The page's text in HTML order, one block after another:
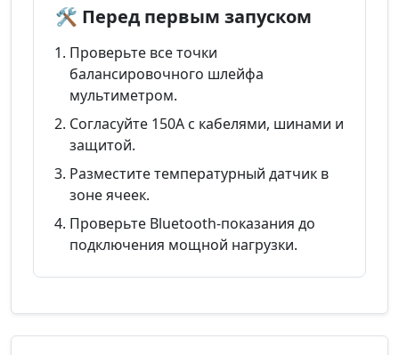
🛠️ Перед первым запуском
Проверьте все точки
балансировочного шлейфа
мультиметром.
Согласуйте 150А с кабелями, шинами и
защитой.
Разместите температурный датчик в
зоне ячеек.
Проверьте Bluetooth-показания до
подключения мощной нагрузки.